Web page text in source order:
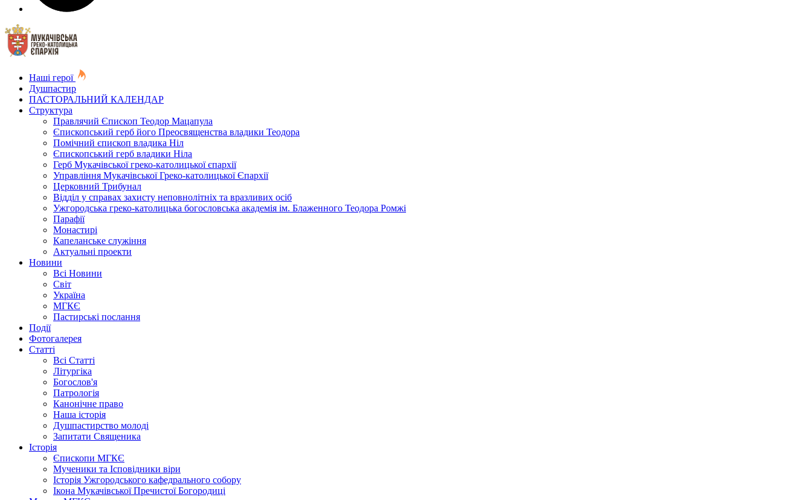
Наші герої
Душпастир
ПАСТОРАЛЬНИЙ КАЛЕНДАР
Структура
Правлячий Єпископ Теодор Мацапула
Єпископський герб його Преосвященства владики Теодора
Помічний єпископ владика Ніл
Єпископський герб владики Ніла
Герб Мукачівської греко-католицької єпархії
Управління Мукачівської Греко-католицької Єпархії
Церковний Трибунал
Відділ у справах захисту неповнолітніх та вразливих осіб
Ужгородська греко-католицька богословська академія ім. Блаженного Теодора Ромжі
Парафії
Монастирі
Капеланське служіння
Актуальні проекти
Новини
Всі Новини
Світ
Україна
МГКЄ
Пастирські послання
Події
Фотогалерея
Статті
Всі Статті
Літургіка
Богослов'я
Патрологія
Канонічне право
Наша історія
Душпастирство молоді
Запитати Священика
Історія
Єпископи МГКЄ
Мученики та Ісповідники віри
Історія Ужгородського кафедрального собору
Ікона Мукачівської Пречистої Богородиці